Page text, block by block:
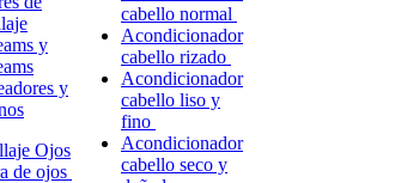
y
y
Ojos
de ojos
cabello normal
Acondicionador
cabello rizado
Acondicionador
cabello liso y
fino
Acondicionador
cabello seco y